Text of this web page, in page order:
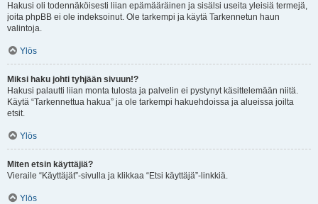
Hakusi oli todennäköisesti liian epämääräinen ja sisälsi useita yleisiä termejä,
joita phpBB ei ole indeksoinut. Ole tarkempi ja käytä Tarkennetun haun
valintoja.
Ylös
Miksi haku johti tyhjään sivuun!?
Hakusi palautti liian monta tulosta ja palvelin ei pystynyt käsittelemään niitä.
Käytä “Tarkennettua hakua” ja ole tarkempi hakuehdoissa ja alueissa joilta
etsit.
Ylös
Miten etsin käyttäjiä?
Vieraile “Käyttäjät”-sivulla ja klikkaa “Etsi käyttäjä”-linkkiä.
Ylös